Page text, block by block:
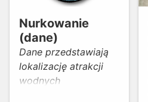
Aktualność danych
2025 r.
Nurkowanie
(dane)
Dane przedstawiają
lokalizację atrakcji
wodnych